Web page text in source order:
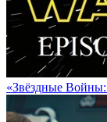
«Звёздные